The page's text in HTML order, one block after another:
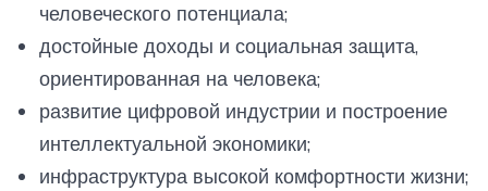
человеческого потенциала;
достойные доходы и социальная защита,
ориентированная на человека;
развитие цифровой индустрии и построение
интеллектуальной экономики;
инфраструктура высокой комфортности жизни;